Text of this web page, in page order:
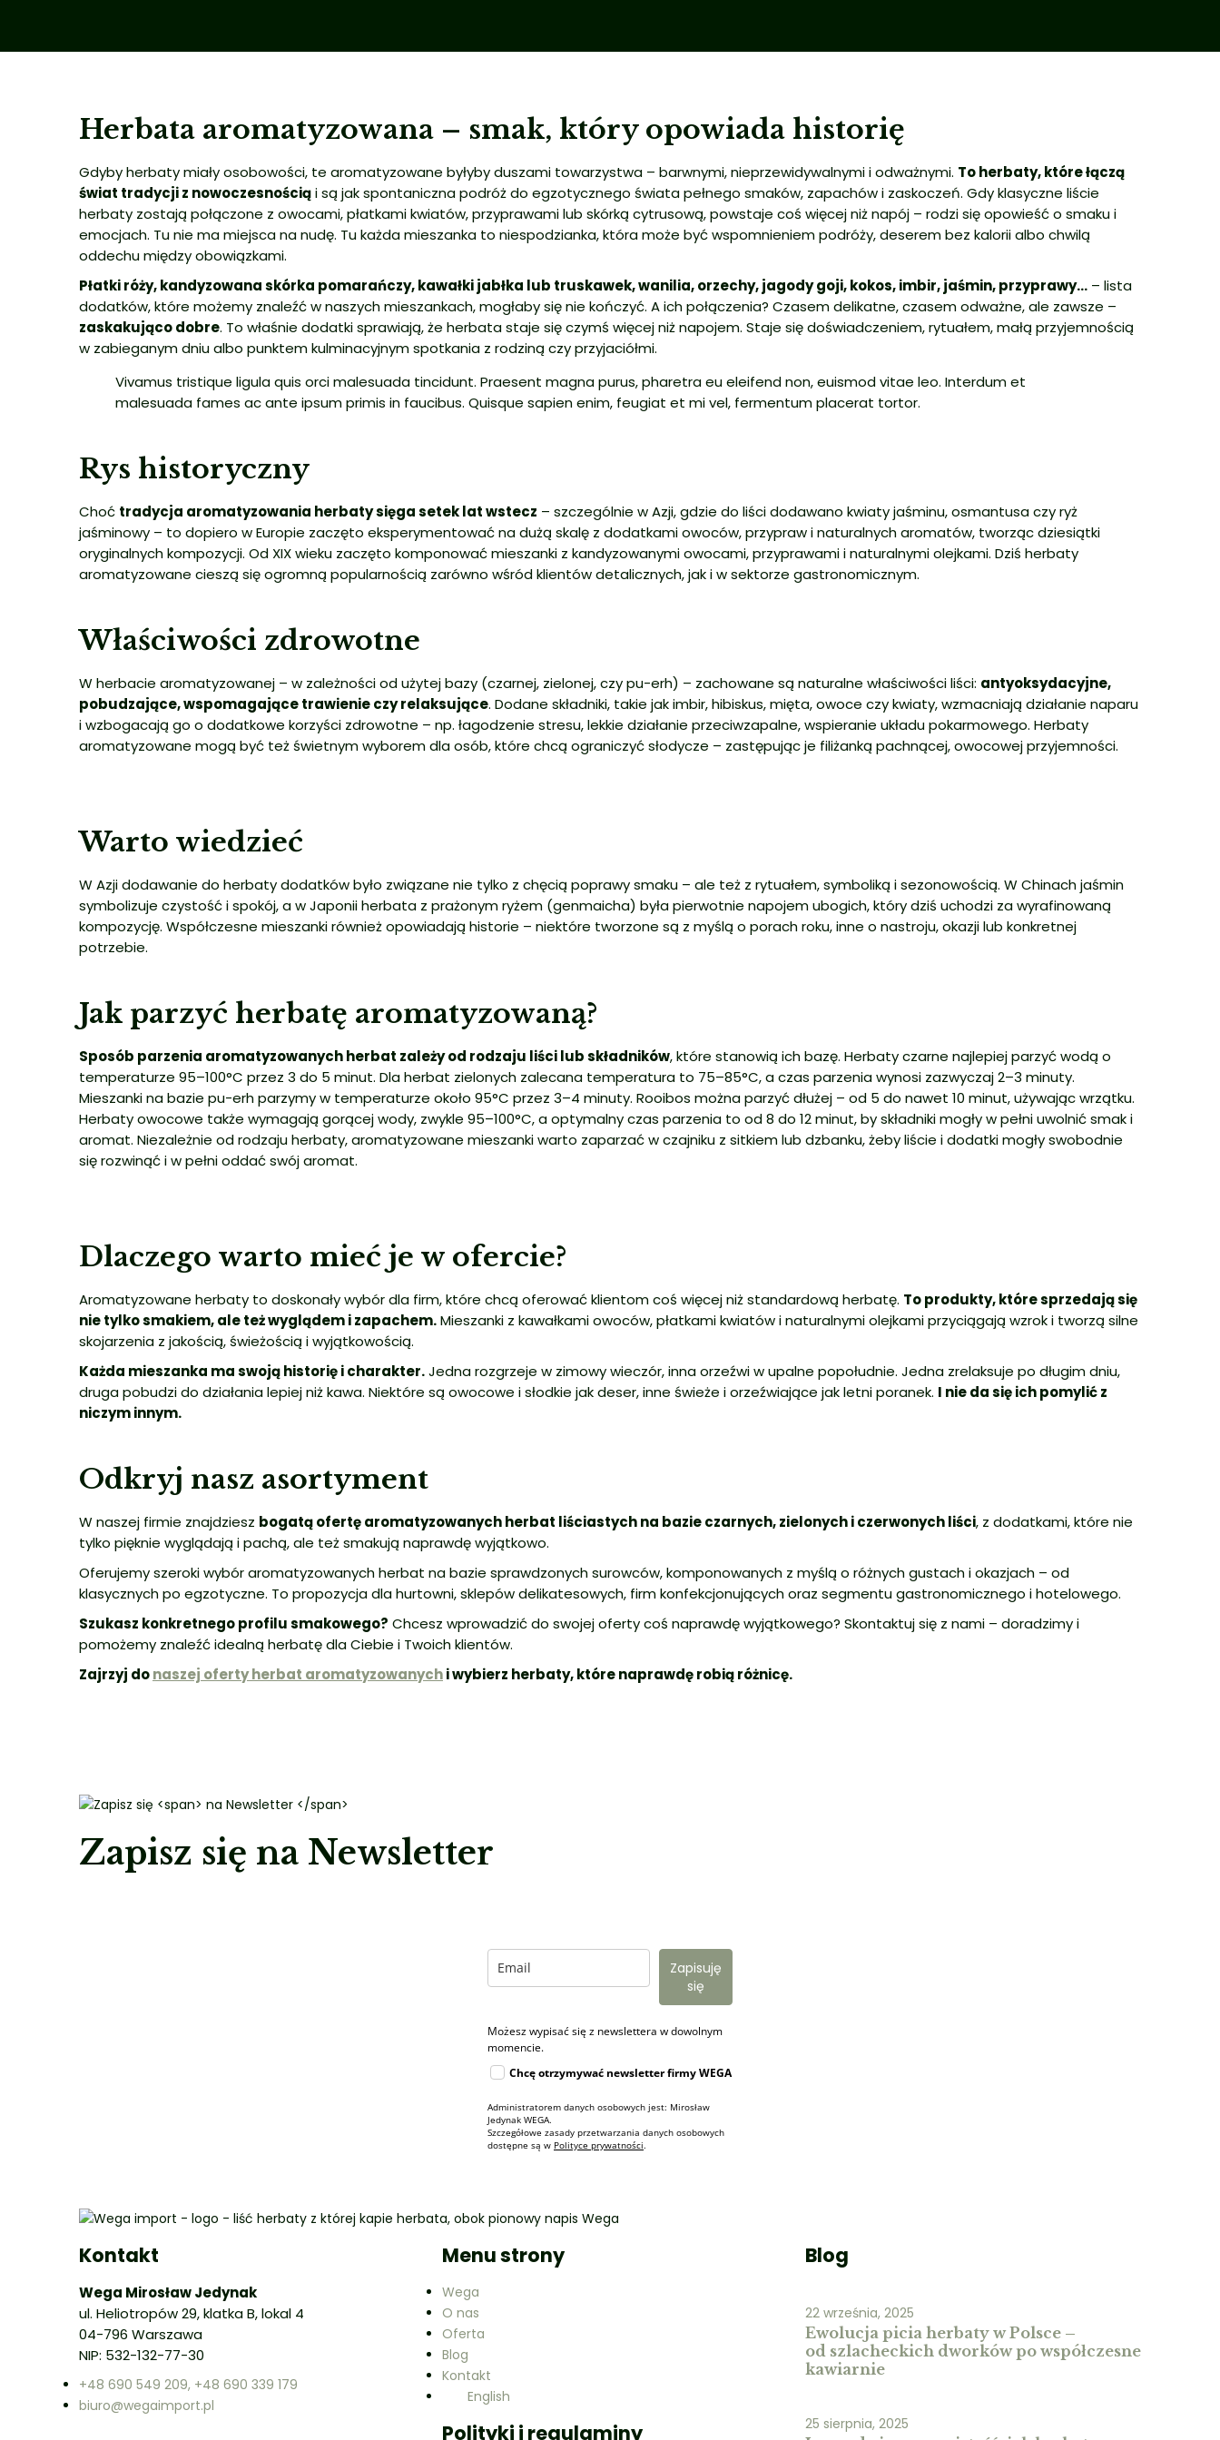
Herbata aromatyzowana – smak, który opowiada historię
Gdyby herbaty miały osobowości, te aromatyzowane byłyby duszami towarzystwa – barwnymi, nieprzewidywalnymi i odważnymi. To herbaty, które łączą
świat tradycji z nowoczesnościąi są jak spontaniczna podróż do egzotycznego świata pełnego smaków, zapachów i zaskoczeń. Gdy klasyczne liście
herbaty zostają połączone z owocami, płatkami kwiatów, przyprawami lub skórką cytrusową, powstaje coś więcej niż napój – rodzi się opowieść o smaku i
emocjach. Tu nie ma miejsca na nudę. Tu każda mieszanka to niespodzianka, która może być wspomnieniem podróży, deserem bez kalorii albo chwilą
oddechu między obowiązkami.
Płatki róży, kandyzowana skórka pomarańczy, kawałki jabłka lub truskawek, wanilia, orzechy, jagody goji, kokos, imbir, jaśmin, przyprawy… – lista
dodatków, które możemy znaleźć w naszych mieszankach, mogłaby się nie kończyć. A ich połączenia? Czasem delikatne, czasem odważne, ale zawsze –
zaskakująco dobre. To właśnie dodatki sprawiają, że herbata staje się czymś więcej niż napojem. Staje się doświadczeniem, rytuałem, małą przyjemnością
w zabieganym dniu albo punktem kulminacyjnym spotkania z rodziną czy przyjaciółmi.
Vivamus tristique ligula quis orci malesuada tincidunt. Praesent magna purus, pharetra eu eleifend non, euismod vitae leo. Interdum et
malesuada fames ac ante ipsum primis in faucibus. Quisque sapien enim, feugiat et mi vel, fermentum placerat tortor.
Rys historyczny
Choć tradycja aromatyzowania herbaty sięga setek lat wstecz – szczególnie w Azji, gdzie do liści dodawano kwiaty jaśminu, osmantusa czy ryż
jaśminowy – to dopiero w Europie zaczęto eksperymentować na dużą skalę z dodatkami owoców, przypraw i naturalnych aromatów, tworząc dziesiątki
oryginalnych kompozycji. Od XIX wieku zaczęto komponować mieszanki z kandyzowanymi owocami, przyprawami i naturalnymi olejkami. Dziś herbaty
aromatyzowane cieszą się ogromną popularnością zarówno wśród klientów detalicznych, jak i w sektorze gastronomicznym.
Właściwości zdrowotne
W herbacie aromatyzowanej – w zależności od użytej bazy (czarnej, zielonej, czy pu-erh) – zachowane są naturalne właściwości liści: antyoksydacyjne,
pobudzające, wspomagające trawienie czy relaksujące. Dodane składniki, takie jak imbir, hibiskus, mięta, owoce czy kwiaty, wzmacniają działanie naparu
i wzbogacają go o dodatkowe korzyści zdrowotne – np. łagodzenie stresu, lekkie działanie przeciwzapalne, wspieranie układu pokarmowego. Herbaty
aromatyzowane mogą być też świetnym wyborem dla osób, które chcą ograniczyć słodycze – zastępując je filiżanką pachnącej, owocowej przyjemności.
Warto wiedzieć
W Azji dodawanie do herbaty dodatków było związane nie tylko z chęcią poprawy smaku – ale też z rytuałem, symboliką i sezonowością. W Chinach jaśmin
symbolizuje czystość i spokój, a w Japonii herbata z prażonym ryżem (genmaicha) była pierwotnie napojem ubogich, który dziś uchodzi za wyrafinowaną
kompozycję. Współczesne mieszanki również opowiadają historie – niektóre tworzone są z myślą o porach roku, inne o nastroju, okazji lub konkretnej
potrzebie.
Jak parzyć herbatę aromatyzowaną?
Sposób parzenia aromatyzowanych herbat zależy od rodzaju liści lub składników, które stanowią ich bazę. Herbaty czarne najlepiej parzyć wodą o
temperaturze 95–100°C przez 3 do 5 minut. Dla herbat zielonych zalecana temperatura to 75–85°C, a czas parzenia wynosi zazwyczaj 2–3 minuty.
Mieszanki na bazie pu-erh parzymy w temperaturze około 95°C przez 3–4 minuty. Rooibos można parzyć dłużej – od 5 do nawet 10 minut, używając wrzątku.
Herbaty owocowe także wymagają gorącej wody, zwykle 95–100°C, a optymalny czas parzenia to od 8 do 12 minut, by składniki mogły w pełni uwolnić smak i
aromat. Niezależnie od rodzaju herbaty, aromatyzowane mieszanki warto zaparzać w czajniku z sitkiem lub dzbanku, żeby liście i dodatki mogły swobodnie
się rozwinąć i w pełni oddać swój aromat.
Dlaczego warto mieć je w ofercie?
Aromatyzowane herbaty to doskonały wybór dla firm, które chcą oferować klientom coś więcej niż standardową herbatę. To produkty, które sprzedają się
nie tylko smakiem, ale też wyglądem i zapachem.Mieszanki z kawałkami owoców, płatkami kwiatów i naturalnymi olejkami przyciągają wzrok i tworzą silne
skojarzenia z jakością, świeżością i wyjątkowością.
Każda mieszanka ma swoją historię i charakter.Jedna rozgrzeje w zimowy wieczór, inna orzeźwi w upalne popołudnie. Jedna zrelaksuje po długim dniu,
druga pobudzi do działania lepiej niż kawa. Niektóre są owocowe i słodkie jak deser, inne świeże i orzeźwiające jak letni poranek. I nie da się ich pomylić z
niczym innym.
Odkryj nasz asortyment
W naszej firmie znajdziesz bogatą ofertę aromatyzowanych herbat liściastychna bazie czarnych, zielonych i czerwonych liści, z dodatkami, które nie
tylko pięknie wyglądają i pachą, ale też smakują naprawdę wyjątkowo.
Oferujemy szeroki wybór aromatyzowanych herbat na bazie sprawdzonych surowców, komponowanych z myślą o różnych gustach i okazjach – od
klasycznych po egzotyczne. To propozycja dla hurtowni, sklepów delikatesowych, firm konfekcjonujących oraz segmentu gastronomicznego i hotelowego.
Szukasz konkretnego profilu smakowego? Chcesz wprowadzić do swojej oferty coś naprawdę wyjątkowego? Skontaktuj się z nami – doradzimy i
pomożemy znaleźć idealną herbatę dla Ciebie i Twoich klientów.
Zajrzyj donaszej oferty herbat aromatyzowanychi wybierz herbaty, które naprawdę robią różnicę.
Zapisz się na Newsletter
Zapisuję
się
Możesz wypisać się z newslettera w dowolnym
momencie.
Chcę otrzymywać newsletter firmy WEGA
Administratorem danych osobowych jest: Mirosław
Jedynak WEGA.
Szczegółowe zasady przetwarzania danych osobowych
dostępne są w Polityce prywatności.
Kontakt
Wega Mirosław Jedynak
ul. Heliotropów 29, klatka B, lokal 4
04-796 Warszawa
NIP: 532-132-77-30
+48 690 549 209, +48 690 339 179
biuro@wegaimport.pl
Menu strony
Wega
O nas
Oferta
Blog
Kontakt
English
Polityki i regulaminy
Blog
22 września, 2025
Ewolucja picia herbaty w Polsce –
od szlacheckich dworków po współczesne
kawiarnie
25 sierpnia, 2025